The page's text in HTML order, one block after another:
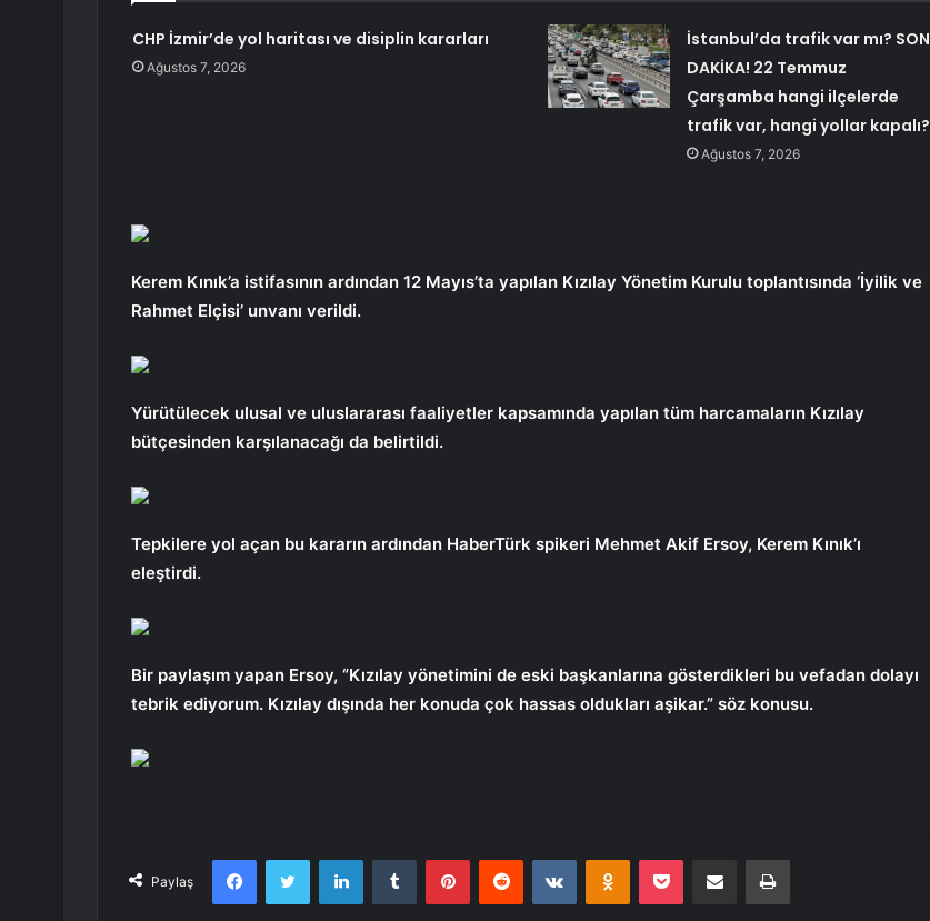
CHP İzmir’de yol haritası ve disiplin kararları
Ağustos 7, 2026
İstanbul’da trafik var mı? SON
DAKİKA! 22 Temmuz
Çarşamba hangi ilçelerde
trafik var, hangi yollar kapalı?
Ağustos 7, 2026
Kerem Kınık’a istifasının ardından 12 Mayıs’ta yapılan Kızılay Yönetim Kurulu toplantısında ‘İyilik ve
Rahmet Elçisi’ unvanı verildi.
Yürütülecek ulusal ve uluslararası faaliyetler kapsamında yapılan tüm harcamaların Kızılay
bütçesinden karşılanacağı da belirtildi.
Tepkilere yol açan bu kararın ardından HaberTürk spikeri Mehmet Akif Ersoy, Kerem Kınık’ı
eleştirdi.
Bir paylaşım yapan Ersoy, “Kızılay yönetimini de eski başkanlarına gösterdikleri bu vefadan dolayı
tebrik ediyorum. Kızılay dışında her konuda çok hassas oldukları aşikar.” söz konusu.
Paylaş
FacebookTwitter LinkedInTumblr PinterestReddit VKontakteOdnoklassniki
Pocket E-Posta ile paylaş Yazdır